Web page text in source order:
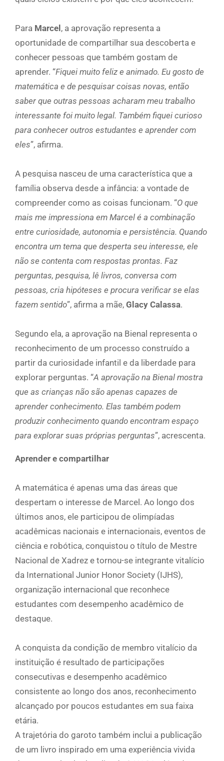
Para Marcel , a aprovação representa a
oportunidade de compartilhar sua descoberta e
conhecer pessoas que também gostam de
aprender. “Fiquei muito feliz e animado. Eu gosto de
matemática e de pesquisar coisas novas, então
saber que outras pessoas acharam meu trabalho
interessante foi muito legal. Também fiquei curioso
para conhecer outros estudantes e aprender com
eles”, afirma.
A pesquisa nasceu de uma característica que a
família observa desde a infância: a vontade de
compreender como as coisas funcionam. “O que
mais me impressiona em Marcel é a combinação
entre curiosidade, autonomia e persistência. Quando
encontra um tema que desperta seu interesse, ele
não se contenta com respostas prontas. Faz
perguntas, pesquisa, lê livros, conversa com
pessoas, cria hipóteses e procura verificar se elas
fazem sentido”, afirma a mãe, Glacy Calassa.
Segundo ela, a aprovação na Bienal representa o
reconhecimento de um processo construído a
partir da curiosidade infantil e da liberdade para
explorar perguntas. “A aprovação na Bienal mostra
que as crianças não são apenas capazes de
aprender conhecimento. Elas também podem
produzir conhecimento quando encontram espaço
para explorar suas próprias perguntas”, acrescenta.
Aprender e compartilhar
A matemática é apenas uma das áreas que
despertam o interesse de Marcel. Ao longo dos
últimos anos, ele participou de olimpíadas
acadêmicas nacionais e internacionais, eventos de
ciência e robótica, conquistou o título de Mestre
Nacional de Xadrez e tornou-se integrante vitalício
da International Junior Honor Society (IJHS),
organização internacional que reconhece
estudantes com desempenho acadêmico de
destaque.
A conquista da condição de membro vitalício da
instituição é resultado de participações
consecutivas e desempenho acadêmico
consistente ao longo dos anos, reconhecimento
alcançado por poucos estudantes em sua faixa
etária.
A trajetória do garoto também inclui a publicação
de um livro inspirado em uma experiência vivida